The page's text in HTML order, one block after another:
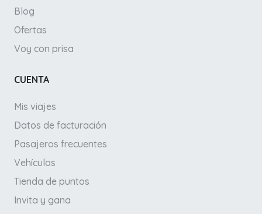
Blog
Ofertas
Voy con prisa
CUENTA
Mis viajes
Datos de facturación
Pasajeros frecuentes
Vehículos
Tienda de puntos
Invita y gana